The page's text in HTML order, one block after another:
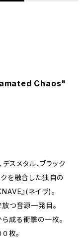
Chaos"
デスメタル、ブラック
を融合した独自の
』(ネイヴ)。
つ音源一発目。
成る衝撃の一枚。
枚。